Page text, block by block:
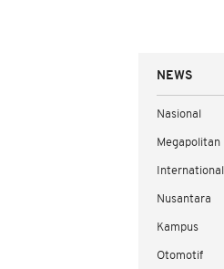
NEWS
Nasional
Megapolitan
International
Nusantara
Kampus
Otomotif